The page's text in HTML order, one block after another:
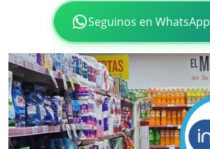
Seguinos en WhatsApp